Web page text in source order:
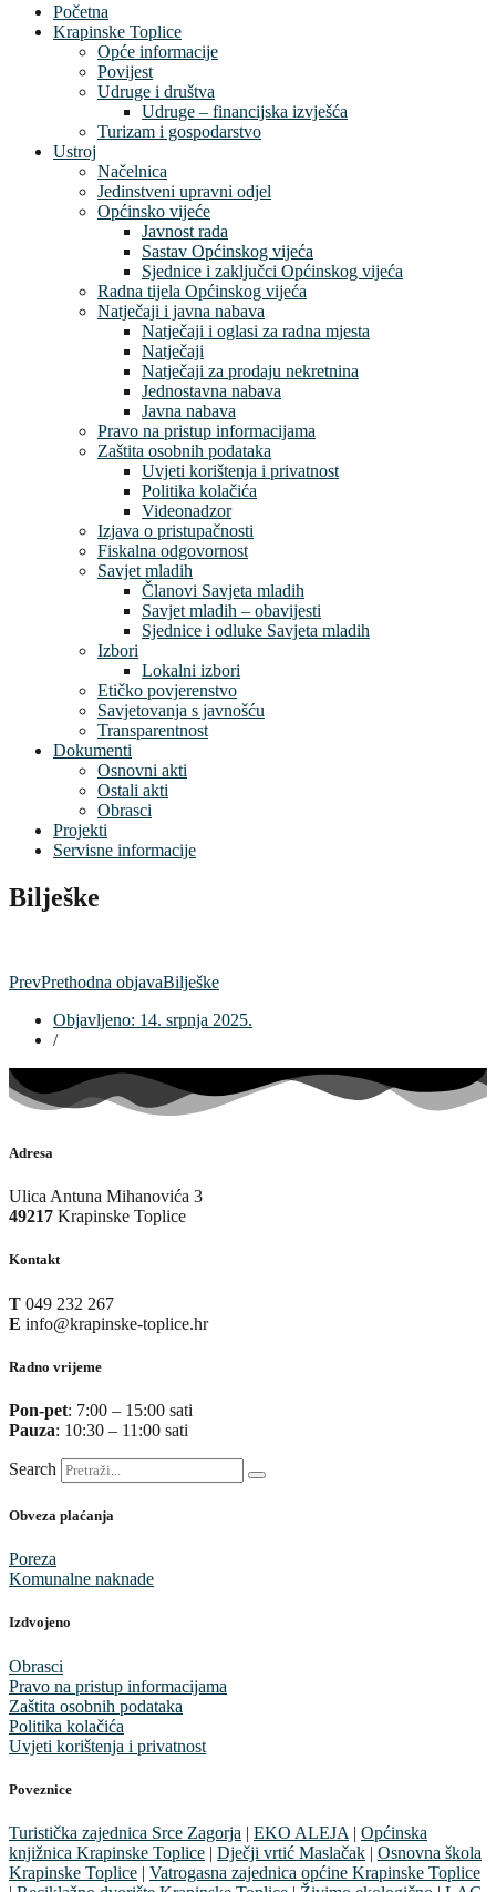
Početna
Krapinske Toplice
Opće informacije
Povijest
Udruge i društva
Udruge – financijska izvješća
Turizam i gospodarstvo
Ustroj
Načelnica
Jedinstveni upravni odjel
Općinsko vijeće
Javnost rada
Sastav Općinskog vijeća
Sjednice i zaključci Općinskog vijeća
Radna tijela Općinskog vijeća
Natječaji i javna nabava
Natječaji i oglasi za radna mjesta
Natječaji
Natječaji za prodaju nekretnina
Jednostavna nabava
Javna nabava
Pravo na pristup informacijama
Zaštita osobnih podataka
Uvjeti korištenja i privatnost
Politika kolačića
Videonadzor
Izjava o pristupačnosti
Fiskalna odgovornost
Savjet mladih
Članovi Savjeta mladih
Savjet mladih – obavijesti
Sjednice i odluke Savjeta mladih
Izbori
Lokalni izbori
Etičko povjerenstvo
Savjetovanja s javnošću
Transparentnost
Dokumenti
Osnovni akti
Ostali akti
Obrasci
Projekti
Servisne informacije
Bilješke
PrevPrethodna objavaBilješke
Objavljeno: 14. srpnja 2025.
/
Adresa
Ulica Antuna Mihanovića 3
49217 Krapinske Toplice
Kontakt
T 049 232 267
E info@krapinske-toplice.hr
Radno vrijeme
Pon-pet: 7:00 – 15:00 sati
Pauza: 10:30 – 11:00 sati
Search
Obveza plaćanja
Poreza
Komunalne naknade
Izdvojeno
Obrasci
Pravo na pristup informacijama
Zaštita osobnih podataka
Politika kolačića
Uvjeti korištenja i privatnost
Poveznice
Turistička zajednica Srce Zagorja | EKO ALEJA | Općinska
knjižnica Krapinske Toplice | Dječji vrtić Maslačak | Osnovna škola
Krapinske Toplice | Vatrogasna zajednica općine Krapinske Toplice